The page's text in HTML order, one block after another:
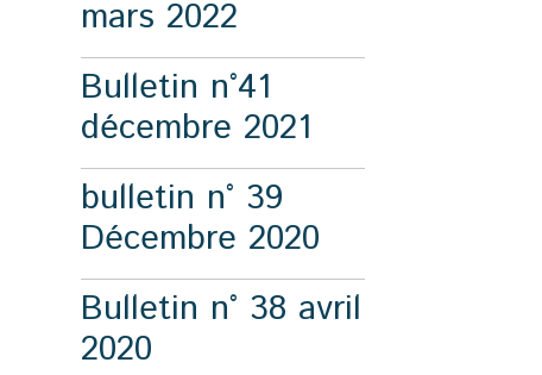
mars 2022
Bulletin n°41
décembre 2021
bulletin n° 39
Décembre 2020
Bulletin n° 38 avril
2020